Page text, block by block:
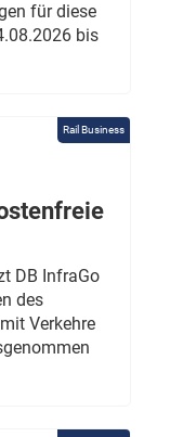
für diese
bis
Rail Business
DB InfraGo
des
Verkehre